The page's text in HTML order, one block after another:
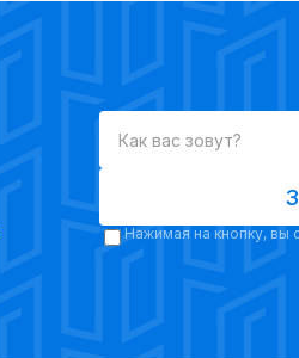
Нажимая на кнопку, вы